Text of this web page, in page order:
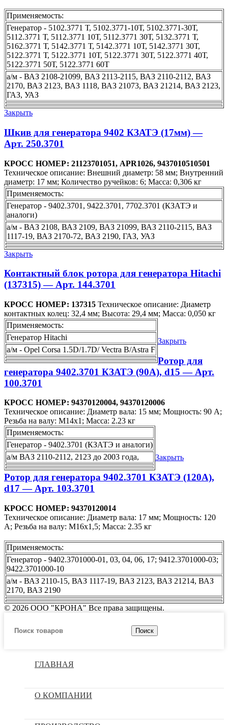
Применяемость:
Генератор - 5102.3771 Т, 5102.3771-10Т, 5102.3771-30Т,
5112.3771 Т, 5112.3771 10Т, 5112.3771 30Т, 5132.3771 Т,
5162.3771 Т, 5142.3771 Т, 5142.3771 10Т, 5142.3771 30Т,
5122.3771 Т, 5122.3771 10Т, 5122.3771 30Т, 5122.3771 40Т,
5122.3771 50Т, 5122.3771 60Т
а/м - ВАЗ 2108-21099, ВАЗ 2113-2115, ВАЗ 2110-2112, ВАЗ
2170, ВАЗ 2123, ВАЗ 1118, ВАЗ 21073, ВАЗ 21214, ВАЗ 2123,
ГАЗ, УАЗ
Закрыть
Шкив для генератора 9402 КЗАТЭ (17мм) —
Арт. 250.3701
КРОСС НОМЕР: 21123701051, APR1026, 9437010510501
Техническое описание: Внешний диаметр: 58 мм; Внутренний
диаметр: 17 мм; Количество ручейков: 6; Масса: 0,306 кг
Применяемость:
Генератор - 9402.3701, 9422.3701, 7702.3701 (КЗАТЭ и
аналоги)
а/м - ВАЗ 2108, ВАЗ 2109, ВАЗ 21099, ВАЗ 2110-2115, ВАЗ
1117-19, ВАЗ 2170-72, ВАЗ 2190, ГАЗ, УАЗ
Закрыть
Контактный блок ротора для генератора Hitachi
(137315) — Арт. 144.3701
КРОСС НОМЕР: 137315 Техническое описание: Диаметр
контактных колец: 32,4 мм; Высота: 29,4 мм; Масса: 0,050 кг
Применяемость:
Генератор Hitachi
а/м - Opel Corsa 1.5D/1.7D/ Vectra B/Astra F
Закрыть
Ротор для
генератора 9402.3701 КЗАТЭ (90А), d15 — Арт.
100.3701
КРОСС НОМЕР: 94370120004, 94370120006
Техническое описание: Диаметр вала: 15 мм; Мощность: 90 А;
Резьба на валу: М14х1; Масса: 2.23 кг
Применяемость:
Генератор - 9402.3701 (КЗАТЭ и аналоги)
а/м ВАЗ 2110-2112, 2123 до 2003 года,
Закрыть
Ротор для генератора 9402.3701 КЗАТЭ (120А),
d17 — Арт. 103.3701
КРОСС НОМЕР: 94370120014
Техническое описание: Диаметр вала: 17 мм; Мощность: 120
А; Резьба на валу: М16х1,5; Масса: 2.35 кг
Применяемость:
Генератор - 9402.3701000-01, 03, 04, 06, 17; 9412.3701000-03;
9422.3701000-10
а/м - ВАЗ 2110-15, ВАЗ 1117-19, ВАЗ 2123, ВАЗ 21214, ВАЗ
2170, ВАЗ 2190
© 2026 ООО "КРОНА" Все права защищены.
Поиск
ГЛАВНАЯ
О КОМПАНИИ